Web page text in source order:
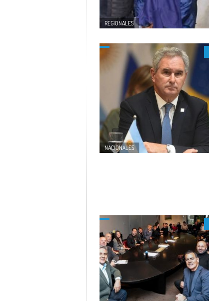
REGIONALES
NACIONALES